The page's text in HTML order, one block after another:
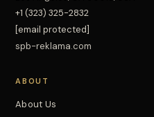
+1 (323) 325-2832
[email protected]
spb-reklama.com
ABOUT
About Us